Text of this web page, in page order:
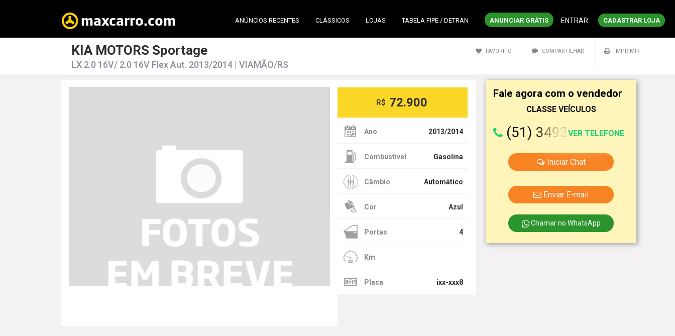
ANÚNCIOS RECENTES CLÁSSICOS LOJAS TABELA FIPE / DETRAN ANUNCIAR GRÁTIS ENTRAR CADASTRAR LOJA
KIA MOTORS Sportage
LX 2.0 16V/ 2.0 16V Flex Aut. 2013/2014 | VIAMÃO/RS
FAVORITO COMPARTILHAR IMPRIMIR
R$ 72.900
Ano 2013/2014
Combustível Gasolina
Câmbio Automático
Cor Azul
Portas 4
Km
Placa ixx-xxx8
Fale agora com o vendedor
CLASSE VEÍCULOS
(51) 3493-8317
VER TELEFONE
Iniciar Chat
Enviar E-mail
Chamar no WhatsApp